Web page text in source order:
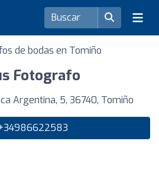
de bodas en Tomiño
Fotografo
Argentina, 5, 36740, Tomiño